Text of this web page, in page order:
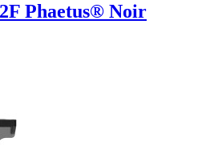
Phaetus® Noir